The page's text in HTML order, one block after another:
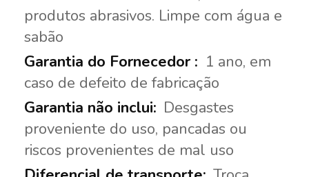
produtos abrasivos. Limpe com água e
sabão
1 ano, em
caso de defeito de fabricação
Desgastes
proveniente do uso, pancadas ou
riscos provenientes de mal uso